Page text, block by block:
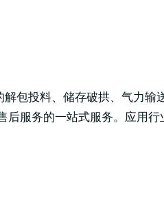
包投料、储存破拱、气力
服务的一站式服务。应用行